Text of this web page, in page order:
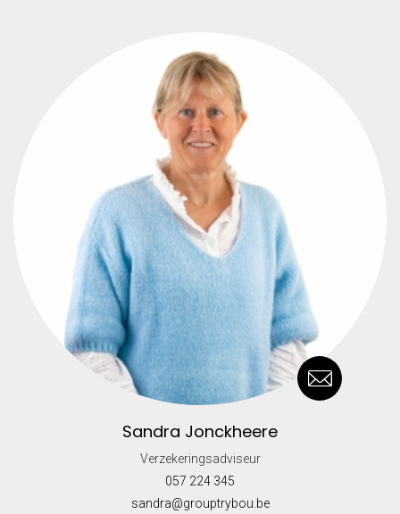
Sandra Jonckheere
Verzekeringsadviseur
057 224 345
sandra@grouptrybou.be